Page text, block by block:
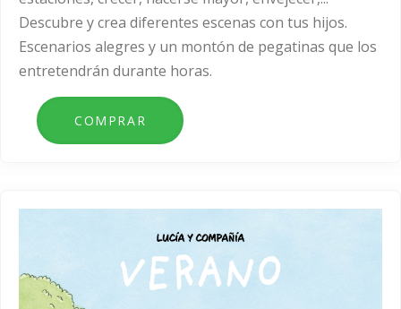
Descubre y crea diferentes escenas con tus hijos.
Escenarios alegres y un montón de pegatinas que los
entretendrán durante horas.